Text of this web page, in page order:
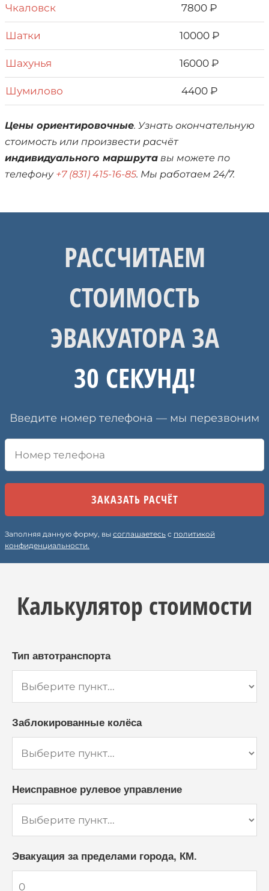
Чкaловск 7800 ₽
Шатки 10000 ₽
Шахунья 16000 ₽
Шумилово 4400 ₽
Цены ориентировочные. Узнать окончательную
стоимость или произвести расчёт
индивидуального маршрута вы можете по
телефону +7 (831) 415-16-85. Мы работаем 24/7.
РАССЧИТАЕМ
СТОИМОСТЬ
ЭВАКУАТОРА ЗА
30 СЕКУНД!
Введите номер телефона — мы перезвоним
Заполняя данную форму, вы соглашаетесь с политикой
конфиденциальности.
Калькулятор стоимости
Тип автотранспорта
Заблокированные колёса
Неисправное рулевое управление
Эвакуация за пределами города, КМ.